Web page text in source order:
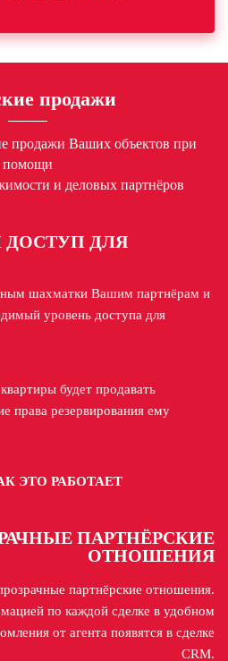
продажи
продажи Ваших объектов при
помощи
и деловых партнёров
ДЛЯ
шахматки Вашим партнёрам и
уровень доступа для
будет продавать
права резервирования ему
ЭТО РАБОТАЕТ
ПАРТНЁРСКИЕ
ОТНОШЕНИЯ
партнёрские отношения.
по каждой сделке в удобном
от агента появятся в сделке
CRM.